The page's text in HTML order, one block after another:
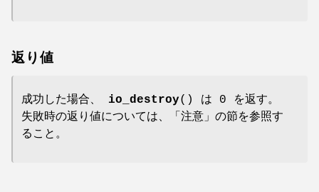
返り値
成功した場合、 io_destroy() は 0 を返す。
失敗時の返り値については、「注意」の節を参照す
ること。